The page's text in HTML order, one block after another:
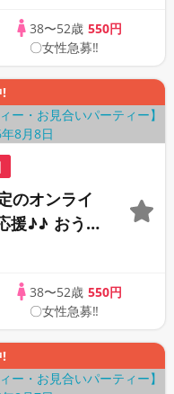
38〜52歳 550円
〇女性急募‼
!
オンライ
援♪♪ おう
方が対象
38〜52歳 550円
〇女性急募‼
!